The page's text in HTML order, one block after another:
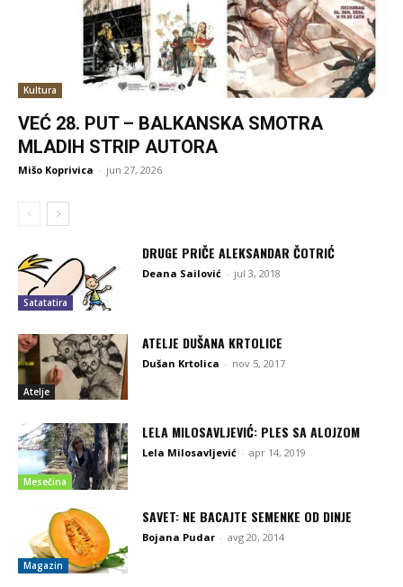
Kultura
VEĆ 28. PUT – BALKANSKA SMOTRA
MLADIH STRIP AUTORA
Mišo Koprivica - jun 27, 2026
Satatatira
DRUGE PRIČE ALEKSANDAR ČOTRIĆ
Deana Sailović - jul 3, 2018
Atelje
ATELJE DUŠANA KRTOLICE
Dušan Krtolica - nov 5, 2017
Mesečina
LELA MILOSAVLJEVIĆ: PLES SA ALOJZOM
Lela Milosavljević - apr 14, 2019
Magazin
SAVET: NE BACAJTE SEMENKE OD DINJE
Bojana Pudar - avg 20, 2014